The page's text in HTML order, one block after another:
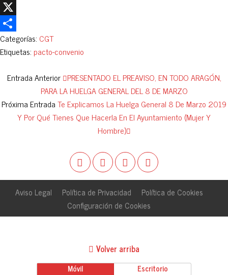
Bluesky
X
Compartir
Categorías: CGT
Etiquetas: pacto-convenio
Entrada Anterior PRESENTADO EL PREAVISO, EN TODO ARAGÓN,
PARA LA HUELGA GENERAL DEL 8 DE MARZO
Próxima EntradaTe Explicamos La Huelga General 8 De Marzo 2019
Y Por Qué Tienes Que Hacerla En El Ayuntamiento (mujer Y
Hombre)
Aviso Legal Política de Privacidad
Política de Cookies
Configuración de Cookies
Volver arriba
Móvil Escritorio